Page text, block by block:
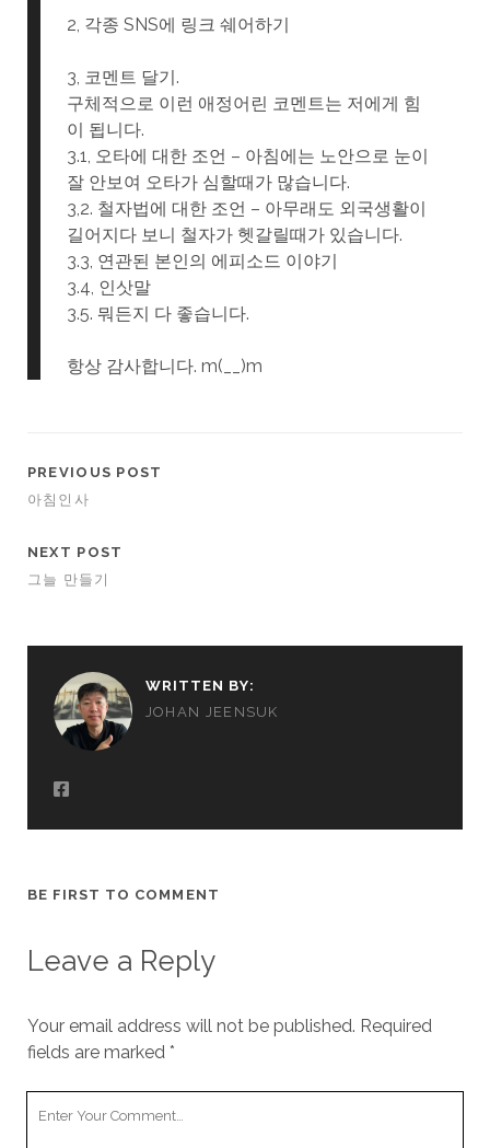
2, 각종 SNS에 링크 쉐어하기
3, 코멘트 달기.
구체적으로 이런 애정어린 코멘트는 저에게 힘
이 됩니다.
3.1, 오타에 대한 조언 – 아침에는 노안으로 눈이
잘 안보여 오타가 심할때가 많습니다.
3,2. 철자법에 대한 조언 – 아무래도 외국생활이
길어지다 보니 철자가 헷갈릴때가 있습니다.
3.3, 연관된 본인의 에피소드 이야기
3.4, 인삿말
3.5. 뭐든지 다 좋습니다.
항상 감사합니다. m(__)m
PREVIOUS POST
아침인사
NEXT POST
그늘 만들기
WRITTEN BY:
JOHAN JEENSUK
BE FIRST TO COMMENT
Leave a Reply
Your email address will not be published. Required
fields are marked *